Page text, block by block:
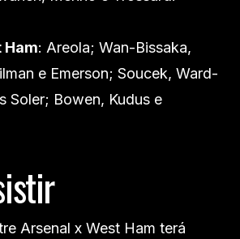
Ham: Areola; Wan-Bissaka,
e Emerson; Soucek, Ward-
Soler; Bowen, Kudus e
Arsenal x West Ham terá